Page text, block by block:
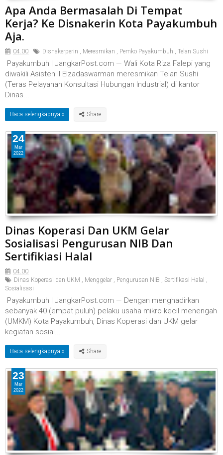
Apa Anda Bermasalah Di Tempat
Kerja? Ke Disnakerin Kota Payakumbuh
Aja.
04.00 Disnakerperin , Meresmikan , Pemko Payakumbuh , Telan Sushi
Payakumbuh | JangkarPost.com — Wali Kota Riza Falepi yang
diwakili Asisten II Elzadaswarman meresmikan Telan Sushi
(Teras Pelayanan Konsultasi Hubungan Industrial) di kantor
Dinas...
Baca selengkapnya »
Dinas Koperasi Dan UKM Gelar
Sosialisasi Pengurusan NIB Dan
Sertifikiasi Halal
04.00
Dinas Koperasi dan UKM , Menggelar , Pengurusan NIB , Sertifikasi Halal ,
Sosialisasi
Payakumbuh | JangkarPost.com — Dengan menghadirkan
sebanyak 40 (empat puluh) pelaku usaha mikro kecil menengah
(UMKM) Kota Payakumbuh, Dinas Koperasi dan UKM gelar
kegiatan sosial...
Baca selengkapnya »
24
Mar
2022
23
Mar
2022